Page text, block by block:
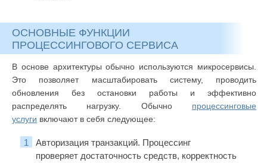
ОСНОВНЫЕ ФУНКЦИИ
ПРОЦЕССИНГОВОГО СЕРВИСА
В основе архитектуры обычно используются микросервисы.
Это позволяет масштабировать систему, проводить
обновления без остановки работы и эффективно
распределять нагрузку. Обычно процессинговые
услуги включают в себя следующее:
Авторизация транзакций. Процессинг
проверяет достаточность средств, корректность